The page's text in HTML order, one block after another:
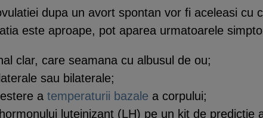
dupa un avort spontan vor fi aceleasi
este aproape, pot aparea urmatoarele
clar, care seamana cu albusul de ou;
sau bilaterale;
a temperaturii bazale a corpului;
luteinizant (LH) pe un kit de predictie